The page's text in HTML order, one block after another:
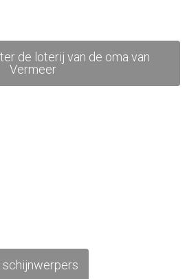
de loterij van de oma van
Vermeer
schijnwerpers